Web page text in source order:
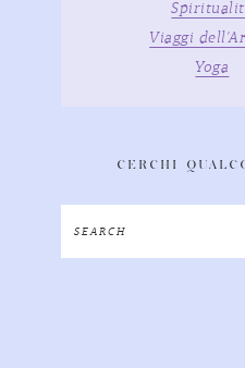
Viaggi
Yoga
CERCHI